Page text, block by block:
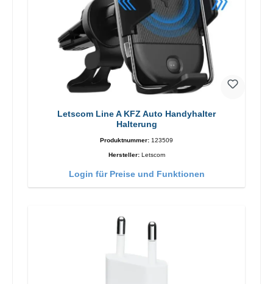
Letscom Line A KFZ Auto Handyhalter
Halterung
Produktnummer: 123509
Hersteller: Letscom
Login für Preise und Funktionen